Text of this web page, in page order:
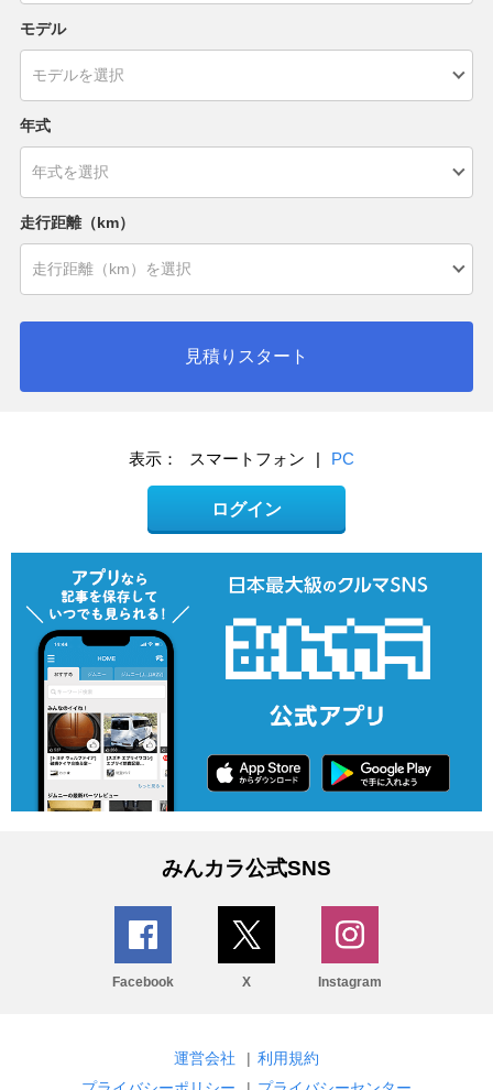
モデル
年式
走行距離（km）
見積りスタート
表示： スマートフォン | PC
ログイン
みんカラ公式SNS
Facebook X Instagram
運営会社 | 利用規約